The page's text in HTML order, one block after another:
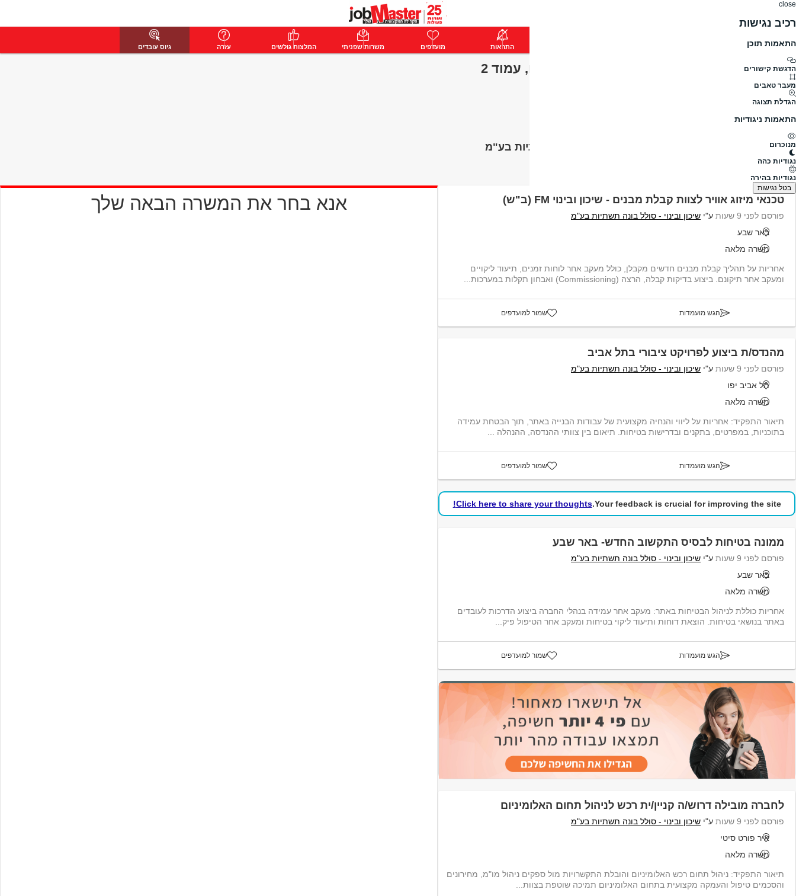
close
רכיב נגישות
התאמות תוכן
הדגשת קישורים
מעבר טאבים
הגדלת תצוגה
התאמות ניגודיות
מנוכרום
נגודיות כהה
נגודיות בהירה
בטל נגישות
פרימיום התחבר התראות מועדפים משרות שפניתי המלצות גולשים עזרה גיוס עובדים
דרושים
שיכון ובינוי - סולל בונה תשתיות בע"מ דרושים, עמוד 2
גודל חברה
לא צויין
פרופיל חברה
להלן כל המשרות הפעילות בשיכון ובינוי - סולל בונה תשתיות בע"מ
נמצאו 96 משרות
טכנאי מיזוג אוויר לצוות קבלת מבנים - שיכון ובינוי FM (ב"ש)
פורסם לפני 9 שעות ע"י שיכון ובינוי - סולל בונה תשתיות בע"מ
באר שבע
משרה מלאה
אחריות על תהליך קבלת מבנים חדשים מקבלן, כולל מעקב אחר לוחות זמנים, תיעוד ליקויים
ומעקב אחר תיקונם. ביצוע בדיקות קבלה, הרצה (Commissioning) ואבחון תקלות במערכות...
הגש מועמדות שמור למועדפים
מהנדס/ת ביצוע לפרויקט ציבורי בתל אביב
פורסם לפני 9 שעות ע"י שיכון ובינוי - סולל בונה תשתיות בע"מ
תל אביב יפו
משרה מלאה
תיאור התפקיד: אחריות על ליווי והנחיה מקצועית של עבודות הבנייה באתר, תוך הבטחת עמידה
בתוכניות, במפרטים, בתקנים ובדרישות בטיחות. תיאום בין צוותי ההנדסה, ההנהלה ...
הגש מועמדות שמור למועדפים
Your feedback is crucial for improving the site.
Click here to share your thoughts!
ממונה בטיחות לבסיס התקשוב החדש- באר שבע
פורסם לפני 9 שעות ע"י שיכון ובינוי - סולל בונה תשתיות בע"מ
באר שבע
משרה מלאה
אחריות כוללת לניהול הבטיחות באתר: מעקב אחר עמידה בנהלי החברה ביצוע הדרכות לעובדים
באתר בנושאי בטיחות. הוצאת דוחות ותיעוד ליקוי בטיחות ומעקב אחר הטיפול פיק...
הגש מועמדות שמור למועדפים
לחברה מובילה דרוש/ה קניין/ית רכש לניהול תחום האלומיניום
פורסם לפני 9 שעות ע"י שיכון ובינוי - סולל בונה תשתיות בע"מ
איר פורט סיטי
משרה מלאה
תיאור התפקיד: ניהול תחום רכש האלומיניום והובלת התקשרויות מול ספקים ניהול מו"מ, מחירונים
והסכמים טיפול והעמקה מקצועית בתחום האלומיניום תמיכה שוטפת בצוות...
אנא בחר את המשרה הבאה שלך